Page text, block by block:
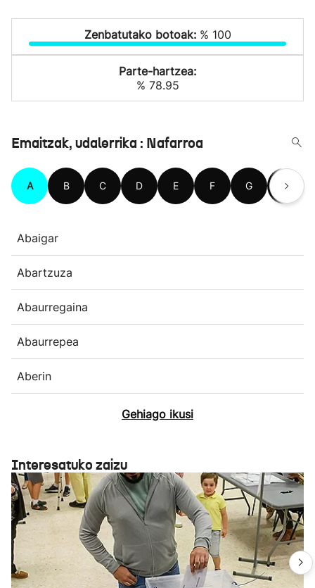
Zenbatutako botoak: % 100
Parte-hartzea:
% 78.95
Emaitzak, udalerrika : Nafarroa
A B C D E F G H
Abaigar
Abartzuza
Abaurregaina
Abaurrepea
Aberin
Gehiago ikusi
Interesatuko zaizu